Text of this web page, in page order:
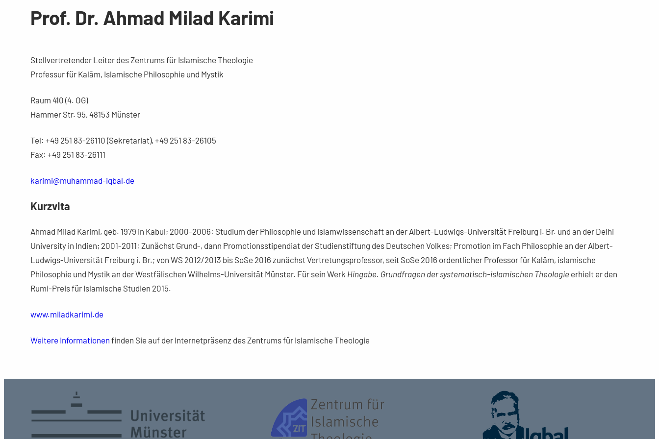
Prof. Dr. Ahmad Milad Karimi
Stellvertretender Leiter des Zentrums für Islamische Theologie
Professur für Kalām, Islamische Philosophie und Mystik
Raum 410 (4. OG)
Hammer Str. 95, 48153 Münster
Tel: +49 251 83-26110 (Sekretariat), +49 251 83-26105
Fax: +49 251 83-26111
karimi@muhammad-iqbal.de
Kurzvita
Ahmad Milad Karimi, geb. 1979 in Kabul; 2000-2006: Studium der Philosophie und Islamwissenschaft an der Albert-Ludwigs-Universität Freiburg i. Br. und an der Delhi
University in Indien; 2001-2011: Zunächst Grund-, dann Promotionsstipendiat der Studienstiftung des Deutschen Volkes; Promotion im Fach Philosophie an der Albert-
Ludwigs-Universität Freiburg i. Br.; von WS 2012/2013 bis SoSe 2016 zunächst Vertretungsprofessor, seit SoSe 2016 ordentlicher Professor für Kalām, islamische
Philosophie und Mystik an der Westfälischen Wilhelms-Universität Münster. Für sein Werk Hingabe. Grundfragen der systematisch-islamischen Theologie erhielt er den
Rumi-Preis für Islamische Studien 2015.
www.miladkarimi.de
Weitere Informationen finden Sie auf der Internetpräsenz des Zentrums für Islamische Theologie